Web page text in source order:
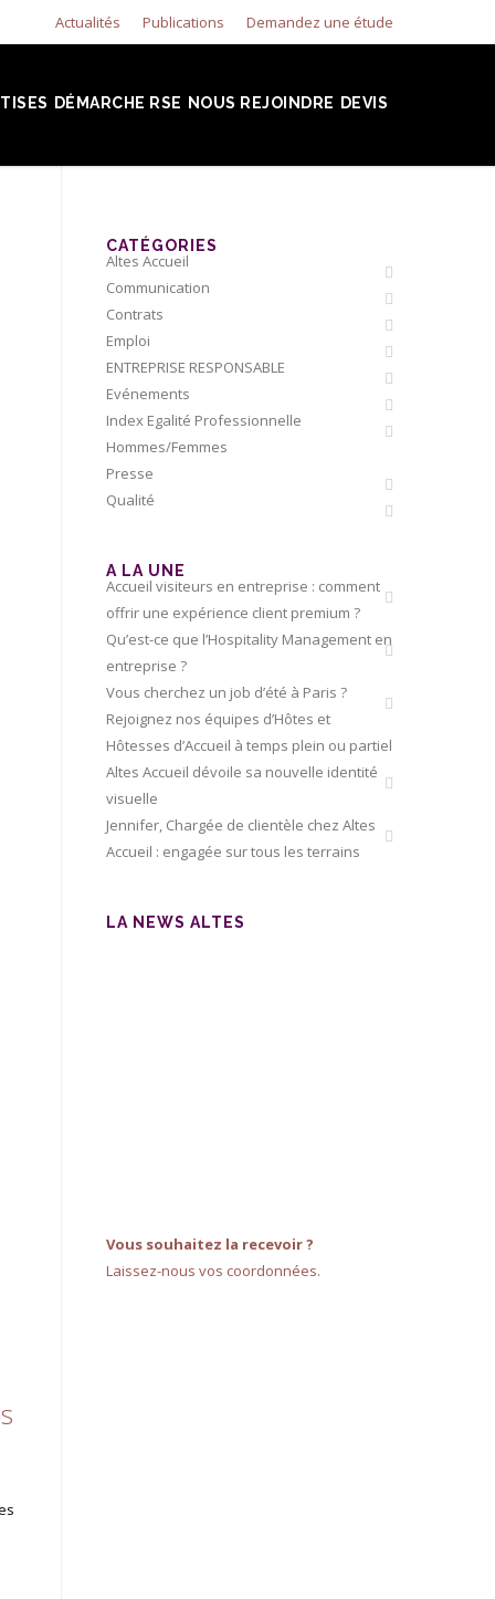
Actualités Publications Demandez une étude
DÉMARCHE RSE NOUS REJOINDRE DEVIS
CATÉGORIES
Altes Accueil
Communication
Contrats
Emploi
ENTREPRISE RESPONSABLE
Evénements
Index Egalité Professionnelle
Hommes/Femmes
Presse
Qualité
A LA UNE
Accueil visiteurs en entreprise : comment
offrir une expérience client premium ?
Qu’est-ce que l’Hospitality Management en
entreprise ?
Vous cherchez un job d’été à Paris ?
Rejoignez nos équipes d’Hôtes et
Hôtesses d’Accueil à temps plein ou partiel
Altes Accueil dévoile sa nouvelle identité
visuelle
Jennifer, Chargée de clientèle chez Altes
Accueil : engagée sur tous les terrains
LA NEWS ALTES
Vous souhaitez la recevoir ?
Laissez-nous vos coordonnées.